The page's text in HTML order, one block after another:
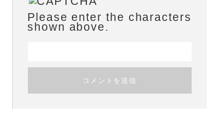
Please enter the characters
shown above.